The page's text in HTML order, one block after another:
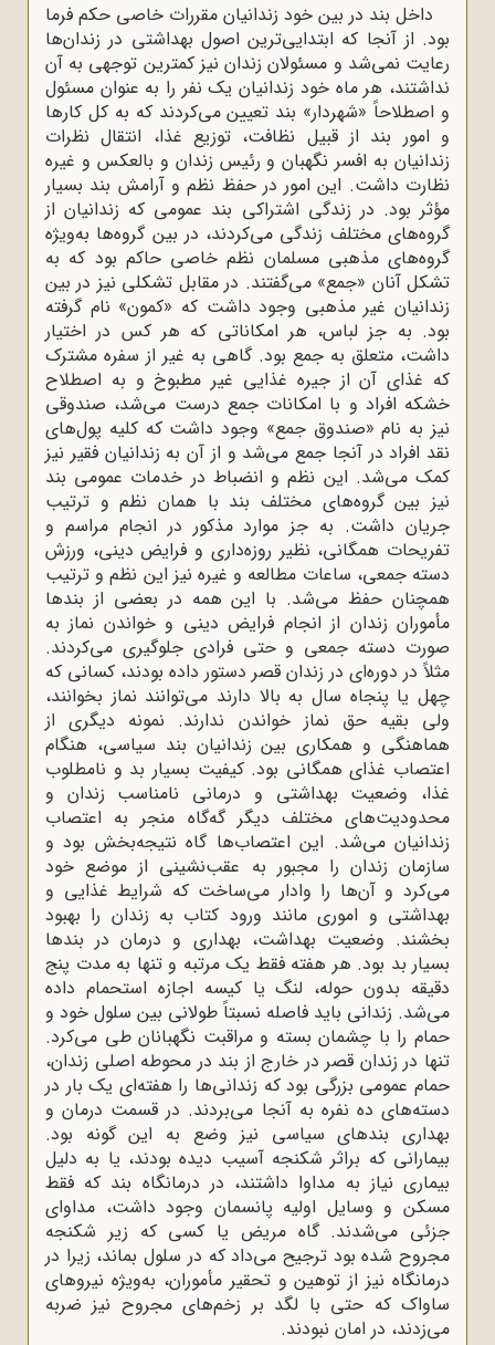
داخل بند در بین خود زندانیان مقررات خاصی حکم فرما
بود. از آنجا که ابتدایی‌ترین اصول بهداشتی در زندان‌ها
رعایت نمی‌شد و مسئولان زندان نیز کمترین توجهی به آن
نداشتند، هر ماه خود زندانیان یک نفر را به عنوان مسئول
و اصطلاحاً «شهردار» بند تعیین می‌کردند که به کل کارها
و امور بند از قبیل نظافت، توزیع غذا، انتقال نظرات
زندانیان به افسر نگهبان و رئیس زندان و بالعکس و غیره
نظارت داشت. این امور در حفظ نظم و آرامش بند بسیار
مؤثر بود. در زندگی اشتراکی بند عمومی که زندانیان از
گروه‌های مختلف زندگی می‌کردند، در بین گروه‌ها به‌ویژه
گروه‌های مذهبی مسلمان نظم خاصی حاکم بود که به
تشکل آنان «جمع» می‌گفتند. در مقابل تشکلی نیز در بین
زندانیان غیر مذهبی وجود داشت که «کمون» نام گرفته
بود. به جز لباس، هر امکاناتی که هر کس در اختیار
داشت، متعلق به جمع بود. گاهی به غیر از سفره مشترک
که غذای آن از جیره غذایی غیر مطبوخ و به اصطلاح
خشکه افراد و با امکانات جمع درست می‌شد، صندوقی
نیز به نام «صندوق جمع» وجود داشت که کلیه پول‌های
نقد افراد در آنجا جمع می‌شد و از آن به زندانیان فقیر نیز
کمک می‌‌شد. این نظم و انضباط در خدمات عمومی بند
نیز بین گروه‌های مختلف بند با همان نظم و ترتیب
جریان داشت. به جز موارد مذکور در انجام مراسم و
تفریحات همگانی، نظیر روزه‌داری و فرایض دینی، ورزش
دسته جمعی، ساعات مطالعه و غیره نیز این نظم و ترتیب
همچنان حفظ می‌شد. با این همه در بعضی از بندها
مأموران زندان از انجام فرایض دینی و خواندن نماز به
صورت دسته جمعی و حتی فرادی جلوگیری می‌کردند.
مثلاً در دوره‌ای در زندان قصر دستور داده بودند، کسانی که
چهل یا پنجاه سال به بالا دارند می‌توانند نماز بخوانند،
ولی بقیه حق نماز خواندن ندارند. نمونه دیگری از
هماهنگی و همکاری بین زندانیان بند سیاسی، هنگام
اعتصاب غذای همگانی بود. کیفیت بسیار بد و نامطلوب
غذا، وضعیت بهداشتی و درمانی نامناسب زندان و
محدودیت‌های مختلف دیگر گه‌گاه منجر به اعتصاب
زندانیان می‌شد. این اعتصاب‌ها گاه نتیجه‌بخش بود و
سازمان زندان را مجبور به عقب‌نشینی از موضع خود
می‌کرد و آن‌ها را وادار می‌‌ساخت که شرایط غذایی و
بهداشتی و اموری مانند ورود کتاب به زندان را بهبود
بخشند. وضعیت بهداشت، بهداری و درمان در بندها
بسیار بد بود. هر هفته فقط یک مرتبه و تنها به مدت پنج
دقیقه بدون حوله، لنگ یا کیسه اجازه استحمام داده
می‌شد. زندانی باید فاصله نسبتاً طولانی بین سلول خود و
حمام را با چشمان بسته و مراقبت نگهبانان طی می‌کرد.
تنها در زندان قصر در خارج از بند در محوطه اصلی زندان،
حمام عمومی بزرگی بود که زندانی‌ها را هفته‌ای یک بار در
دسته‌های ده نفره به آنجا می‌بردند. در قسمت درمان و
بهداری بندهای سیاسی نیز وضع به این گونه بود.
بیمارانی که براثر شکنجه آسیب دیده بودند، یا به دلیل
بیماری نیاز به مداوا داشتند، در درمانگاه بند که فقط
مسکن و وسایل اولیه پانسمان وجود داشت، مداوای
جزئی می‌‌شدند. گاه مریض یا کسی که زیر شکنجه
مجروح شده بود ترجیح می‌‌داد که در سلول بماند، زیرا در
درمانگاه نیز از توهین و تحقیر مأموران، به‌ویژه نیروهای
ساواک که حتی با لگد بر زخم‌های مجروح نیز ضربه
می‌زدند، در امان نبودند.